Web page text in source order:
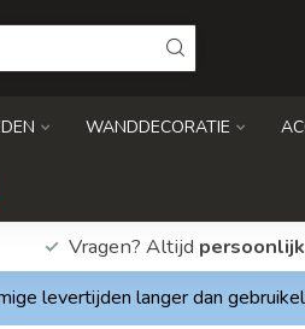
WANDDECORATIE
Vragen? Altijd persoonlijk
levertijden langer dan